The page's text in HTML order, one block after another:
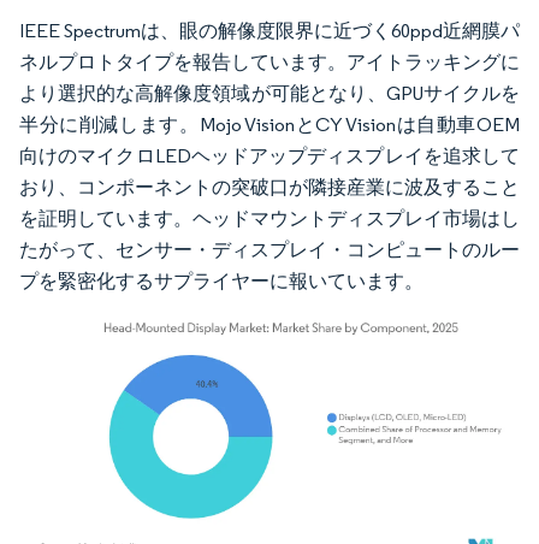
IEEE Spectrumは、眼の解像度限界に近づく60ppd近網膜パ
ネルプロトタイプを報告しています。アイトラッキングに
より選択的な高解像度領域が可能となり、GPUサイクルを
半分に削減します。Mojo VisionとCY Visionは自動車OEM
向けのマイクロLEDヘッドアップディスプレイを追求して
おり、コンポーネントの突破口が隣接産業に波及すること
を証明しています。ヘッドマウントディスプレイ市場はし
たがって、センサー・ディスプレイ・コンピュートのルー
プを緊密化するサプライヤーに報いています。